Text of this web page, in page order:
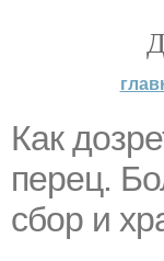
Как
перец.
сбор и